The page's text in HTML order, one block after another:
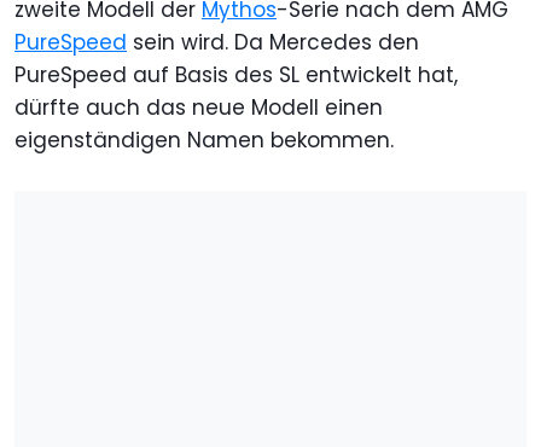
zweite Modell der Mythos-Serie nach dem AMG
PureSpeed sein wird. Da Mercedes den
PureSpeed auf Basis des SL entwickelt hat,
dürfte auch das neue Modell einen
eigenständigen Namen bekommen.